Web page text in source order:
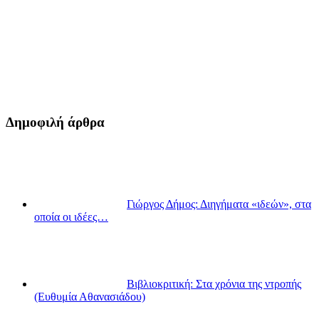
Δημοφιλή άρθρα
Γιώργος Δήμος: Διηγήματα «ιδεών», στα
οποία οι ιδέες…
Βιβλιοκριτική: Στα χρόνια της ντροπής
(Ευθυμία Αθανασιάδου)